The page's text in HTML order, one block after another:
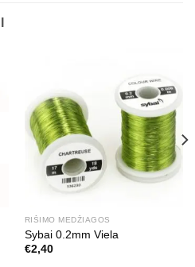
RIŠIMO MEDŽIAGOS
Sybai 0.2mm Viela
€2,40